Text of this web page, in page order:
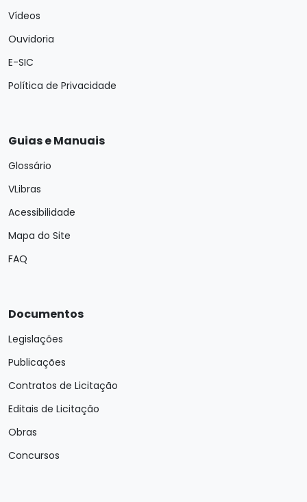
Vídeos
Ouvidoria
E-SIC
Política de Privacidade
Guias e Manuais
Glossário
VLibras
Acessibilidade
Mapa do Site
FAQ
Documentos
Legislações
Publicações
Contratos de Licitação
Editais de Licitação
Obras
Concursos